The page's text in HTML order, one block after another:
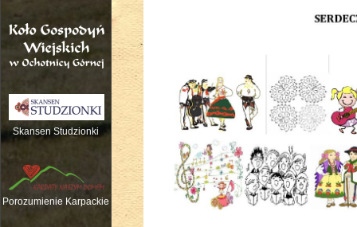
Skansen Studzionki
Porozumienie Karpackie
Nauka gry na tradycyjnych